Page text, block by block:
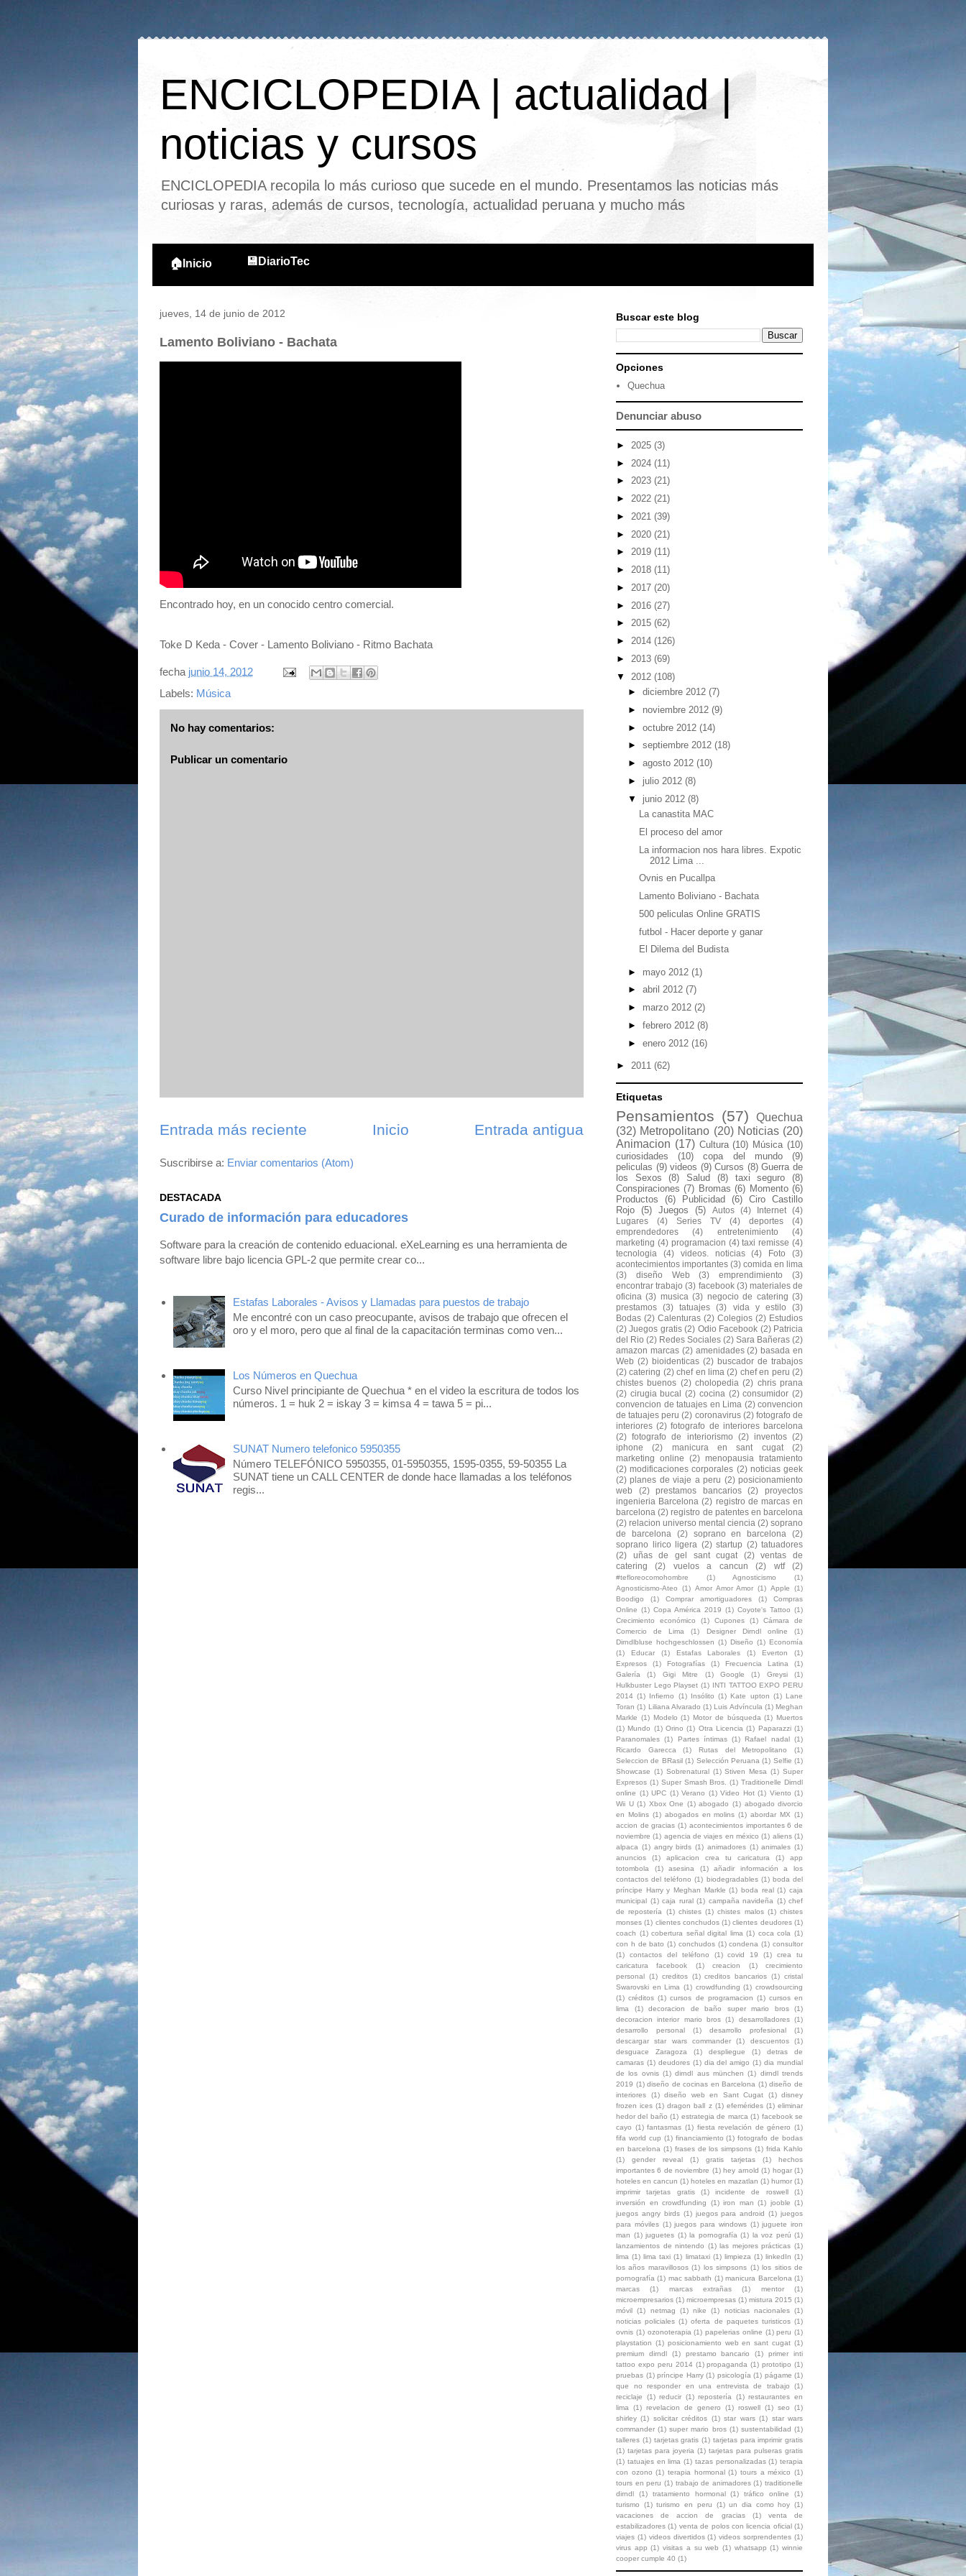
ENCICLOPEDIA | actualidad |
noticias y cursos
ENCICLOPEDIA recopila lo más curioso que sucede en el mundo. Presentamos las noticias más
curiosas y raras, además de cursos, tecnología, actualidad peruana y mucho más
🏠Inicio 💾DiarioTec
jueves, 14 de junio de 2012
Lamento Boliviano - Bachata
Encontrado hoy, en un conocido centro comercial.
Toke D Keda - Cover - Lamento Boliviano - Ritmo Bachata
fecha junio 14, 2012
Labels: Música
No hay comentarios:
Publicar un comentario
Entrada más reciente Entrada antigua
Inicio
Suscribirse a: Enviar comentarios (Atom)
DESTACADA
Curado de información para educadores
Software para la creación de contenido eduacional. eXeLearning es una herramienta de
software libre bajo licencia GPL-2 que permite crear co...
Estafas Laborales - Avisos y Llamadas para puestos de trabajo
Me encontré con un caso preocupante, avisos de trabajo que ofrecen el
oro y el moro, pero que al final de la capacitación terminas como ven...
Los Números en Quechua
Curso Nivel principiante de Quechua * en el video la escritura de todos los
números. 1 = huk 2 = iskay 3 = kimsa 4 = tawa 5 = pi...
SUNAT Numero telefonico 5950355
Número TELEFÓNICO 5950355, 01-5950355, 1595-0355, 59-50355 La
SUNAT tiene un CALL CENTER de donde hace llamadas a los teléfonos
regis...
Buscar este blog
Opciones
Quechua
Denunciar abuso
► 2025 (3)
► 2024 (11)
► 2023 (21)
► 2022 (21)
► 2021 (39)
► 2020 (21)
► 2019 (11)
► 2018 (11)
► 2017 (20)
► 2016 (27)
► 2015 (62)
► 2014 (126)
► 2013 (69)
▼ 2012 (108)
► diciembre 2012 (7)
► noviembre 2012 (9)
► octubre 2012 (14)
► septiembre 2012 (18)
► agosto 2012 (10)
► julio 2012 (8)
▼ junio 2012 (8)
La canastita MAC
El proceso del amor
La informacion nos hara libres. Expotic
2012 Lima ...
Ovnis en Pucallpa
Lamento Boliviano - Bachata
500 peliculas Online GRATIS
futbol - Hacer deporte y ganar
El Dilema del Budista
► mayo 2012 (1)
► abril 2012 (7)
► marzo 2012 (2)
► febrero 2012 (8)
► enero 2012 (16)
► 2011 (62)
Etiquetas
Pensamientos (57)
Quechua
(32) Metropolitano (20) Noticias (20)
Animacion (17) Cultura (10) Música (10)
curiosidades
(10) copa del mundo
(9)
peliculas (9) videos (9) Cursos (8) Guerra de
los Sexos
(8) Salud (8) taxi seguro
(8)
Conspiraciones (7) Bromas (6) Momento (6)
Productos
(6) Publicidad (6) Ciro Castillo
Rojo (5) Juegos (5) Autos (4) Internet
(4)
Lugares
(4) Series TV (4) deportes
(4)
emprendedores
(4) entretenimiento
(4)
marketing (4) programacion (4) taxi remisse (4)
tecnologia
(4) videos. noticias (4) Foto
(3)
acontecimientos importantes (3) comida en lima
(3)
diseño Web (3) emprendimiento
(3)
encontrar trabajo (3) facebook (3) materiales de
oficina (3) musica (3) negocio de catering (3)
prestamos
(3) tatuajes (3) vida y estilo
(3)
Bodas (2) Calenturas (2) Colegios (2) Estudios
(2) Juegos gratis (2) Odio Facebook (2) Patricia
del Rio (2) Redes Sociales (2) Sara Bañeras (2)
amazon marcas (2) amenidades (2) basada en
Web (2) bioidenticas (2) buscador de trabajos
(2) catering (2) chef en lima (2) chef en peru (2)
chistes buenos (2) cholopedia (2) chris prana
(2) cirugia bucal (2) cocina (2) consumidor (2)
convencion de tatuajes en Lima (2) convencion
de tatuajes peru (2) coronavirus (2) fotografo de
interiores (2) fotografo de interiores barcelona
(2) fotografo de interiorismo (2) inventos (2)
iphone
(2) manicura en sant cugat
(2)
marketing online
(2) menopausia tratamiento
(2) modificaciones corporales (2) noticias geek
(2) planes de viaje a peru (2) posicionamiento
web
(2) prestamos bancarios (2)
proyectos
ingenieria Barcelona (2) registro de marcas en
barcelona (2) registro de patentes en barcelona
(2) relacion universo mental ciencia (2) soprano
de barcelona
(2) soprano en barcelona
(2)
soprano lirico ligera (2) startup (2) tatuadores
(2)
uñas de gel sant cugat (2)
ventas de
catering
(2) vuelos a cancun (2) wtf (2)
#tefloreocomohombre (1) Agnosticismo
(1)
Agnosticismo-Ateo
(1) Amor Amor Amor (1) Apple
(1)
Boodigo
(1) Comprar amortiguadores (1)
Compras
Online (1) Copa América 2019 (1) Coyote's Tattoo (1)
Crecimiento económico
(1) Cupones (1)
Cámara de
Comercio de Lima
(1) Designer Dirndl online
(1)
Dirndlbluse hochgeschlossen (1) Diseño (1) Economía
(1)
Educar (1) Estafas Laborales (1) Everton
(1)
Expresos
(1) Fotografías (1) Frecuencia Latina
(1)
Galería
(1) Gigi Mitre (1) Google (1) Greysi
(1)
Hulkbuster Lego Playset (1) INTI TATTOO EXPO PERU
2014 (1) Infierno (1) Insólito (1) Kate upton (1) Lane
Toran (1) Liliana Alvarado (1) Luis Advíncula (1) Meghan
Markle (1) Modelo (1) Motor de búsqueda (1) Muertos
(1) Mundo (1) Orino (1) Otra Licencia (1) Paparazzi (1)
Paranomales (1) Partes íntimas (1) Rafael nadal (1)
Ricardo Garecca
(1) Rutas del Metropolitano
(1)
Seleccion de BRasil (1) Selección Peruana (1) Selfie (1)
Showcase (1) Sobrenatural (1) Stiven Mesa (1) Super
Expresos (1) Super Smash Bros. (1) Traditionelle Dirndl
online (1) UPC (1) Verano (1) Video Hot (1) Viento (1)
Wii U (1) Xbox One (1) abogado (1) abogado divorcio
en Molins (1) abogados en molins (1) abordar MX (1)
accion de gracias (1) acontecimientos importantes 6 de
noviembre (1) agencia de viajes en méxico (1) aliens (1)
alpaca (1) angry birds (1) animadores (1) animales (1)
anuncios
(1) aplicacion crea tu caricatura (1)
app
totombola
(1) asesina (1)
añadir información a los
contactos del teléfono (1) biodegradables (1) boda del
príncipe Harry y Meghan Markle (1) boda real (1) caja
municipal (1) caja rural (1) campaña navideña (1) chef
de repostería (1) chistes (1) chistes malos (1) chistes
monses (1) clientes conchudos (1) clientes deudores (1)
coach (1) cobertura señal digital lima (1) coca cola (1)
con h de bato (1) conchudos (1) condena (1) consultor
(1)
contactos del teléfono (1) covid 19 (1)
crea tu
caricatura facebook
(1) creacion (1)
crecimiento
personal (1) creditos (1) creditos bancarios (1) cristal
Swarovski en Lima (1) crowdfunding (1) crowdsourcing
(1) créditos (1) cursos de programacion (1) cursos en
lima
(1) decoracion de baño super mario bros
(1)
decoracion interior mario bros (1) desarrolladores (1)
desarrollo personal
(1) desarrollo profesional
(1)
descargar star wars commander
(1) descuentos
(1)
desguace Zaragoza
(1) despliegue (1)
detras de
camaras (1) deudores (1) dia del amigo (1) dia mundial
de los ovnis (1) dirndl aus münchen (1) dirndl trends
2019 (1) diseño de cocinas en Barcelona (1) diseño de
interiores
(1) diseño web en Sant Cugat (1) disney
frozen ices (1) dragon ball z (1) efemérides (1) eliminar
hedor del baño (1) estrategia de marca (1) facebook se
cayo (1) fantasmas (1) fiesta revelación de género (1)
fifa world cup (1) financiamiento (1) fotografo de bodas
en barcelona (1) frases de los simpsons (1) frida Kahlo
(1)
gender reveal (1) gratis tarjetas (1)
hechos
importantes 6 de noviembre (1) hey arnold (1) hogar (1)
hoteles en cancun (1) hoteles en mazatlan (1) humor (1)
imprimir tarjetas gratis
(1) incidente de roswell
(1)
inversión en crowdfunding
(1) iron man (1) jooble (1)
juegos angry birds (1) juegos para android (1) juegos
para móviles (1) juegos para windows (1) juguete iron
man (1) juguetes (1) la pornografía (1) la voz perú (1)
lanzamientos de nintendo (1) las mejores prácticas (1)
lima (1) lima taxi (1) limataxi (1) limpieza (1) linkedIn (1)
los años maravillosos (1) los simpsons (1) los sitios de
pornografía (1) mac sabbath (1) manicura Barcelona (1)
marcas
(1) marcas extrañas (1) mentor
(1)
microempresarios (1) microempresas (1) mistura 2015 (1)
móvil (1) netmag (1) nike (1) noticias nacionales (1)
noticias policiales (1) oferta de paquetes turisticos (1)
ovnis (1) ozonoterapia (1) papelerias online (1) peru (1)
playstation (1) posicionamiento web en sant cugat (1)
premium dirndl
(1) prestamo bancario (1)
primer inti
tattoo expo peru 2014 (1) propaganda (1) prototipo (1)
pruebas (1) príncipe Harry (1) psicología (1) págame (1)
que no responder en una entrevista de trabajo
(1)
reciclaje
(1) reducir (1) repostería (1) restaurantes en
lima (1) revelacion de genero (1) roswell (1) seo
(1)
shirley (1) solicitar créditos (1) star wars (1) star wars
commander (1) super mario bros (1) sustentabilidad (1)
talleres (1) tarjetas gratis (1) tarjetas para imprimir gratis
(1) tarjetas para joyeria (1) tarjetas para pulseras gratis
(1) tatuajes en lima (1) tazas personalizadas (1) terapia
con ozono (1) terapia hormonal (1) tours a méxico (1)
tours en peru (1) trabajo de animadores (1) traditionelle
dirndl
(1) tratamiento hormonal (1) tráfico online
(1)
turismo
(1) turismo en peru (1) un dia como hoy (1)
vacaciones de accion de gracias
(1)
venta de
estabilizadores (1) venta de polos con licencia oficial (1)
viajes (1) videos divertidos (1) videos sorprendentes (1)
virus app (1) visitas a su web (1) whatsapp (1) winnie
cooper cumple 40 (1)